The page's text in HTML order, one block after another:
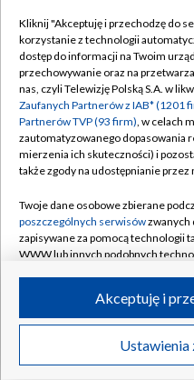
Abonament TVP
Emisja w TVP
Centrum informacji TVP
Naziemna Telewizja
Rada Programowa
System NOS
Informacje o nadawcy
Program dla prasy
Ogłoszenie przetargowe
©2026 Telewizja
Kliknij "Akceptuję i przechodzę do
korzystanie z technologii
dostęp do informacji na Twoim
przechowywanie oraz na
nas, czyli Telewizję Polską S.A. w
Zaufanych Partnerów z IAB* (1201
Partnerów TVP (93 firm), w celach
zautomatyzowanego dopasowania
mierzenia ich skuteczności) i
także zgody na udostępnianie przez
Twoje dane osobowe zbierane
poszczególnych serwisówzwanych
zapisywane za pomocą technologii
WWW lub innych podobnych
ruchu w Internecie.
Twoje dane osobowe zbierane
poszczególnych serwisówna
Ustawienia
Akceptuję i